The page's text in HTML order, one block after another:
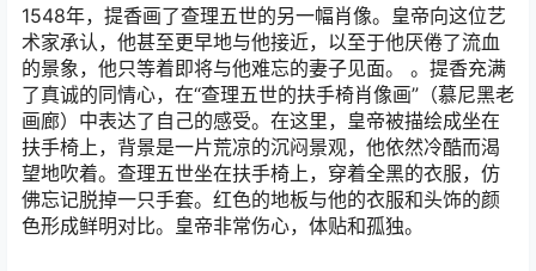
1548年，提香画了查理五世的另一幅肖像。皇帝向这位艺
术家承认，他甚至更早地与他接近，以至于他厌倦了流血
的景象，他只等着即将与他难忘的妻子见面。 。提香充满
了真诚的同情心，在“查理五世的扶手椅肖像画”（慕尼黑老
画廊）中表达了自己的感受。在这里，皇帝被描绘成坐在
扶手椅上，背景是一片荒凉的沉闷景观，他依然冷酷而渴
望地吹着。查理五世坐在扶手椅上，穿着全黑的衣服，仿
佛忘记脱掉一只手套。红色的地板与他的衣服和头饰的颜
色形成鲜明对比。皇帝非常伤心，体贴和孤独。